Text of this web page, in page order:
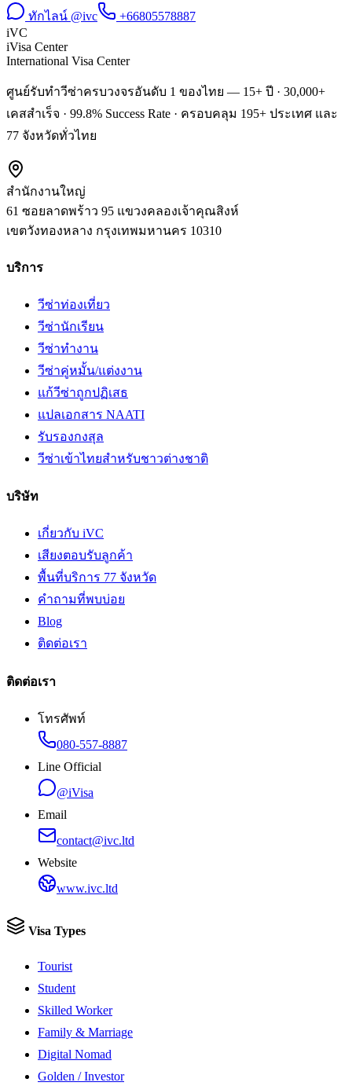
ทักไลน์ @ivc
+66805578887
iVC
iVisa Center
International Visa Center
ศูนย์รับทำวีซ่าครบวงจรอันดับ 1 ของไทย — 15+ ปี · 30,000+
เคสสำเร็จ · 99.8% Success Rate · ครอบคลุม 195+ ประเทศ และ
77 จังหวัดทั่วไทย
สำนักงานใหญ่
61 ซอยลาดพร้าว 95 แขวงคลองเจ้าคุณสิงห์
เขตวังทองหลาง กรุงเทพมหานคร 10310
บริการ
วีซ่าท่องเที่ยว
วีซ่านักเรียน
วีซ่าทำงาน
วีซ่าคู่หมั้น/แต่งงาน
แก้วีซ่าถูกปฏิเสธ
แปลเอกสาร NAATI
รับรองกงสุล
วีซ่าเข้าไทยสำหรับชาวต่างชาติ
บริษัท
เกี่ยวกับ iVC
เสียงตอบรับลูกค้า
พื้นที่บริการ 77 จังหวัด
คำถามที่พบบ่อย
Blog
ติดต่อเรา
ติดต่อเรา
โทรศัพท์
080-557-8887
Line Official
@iVisa
Email
contact@ivc.ltd
Website
www.ivc.ltd
Visa Types
Tourist
Student
Skilled Worker
Family & Marriage
Digital Nomad
Golden / Investor